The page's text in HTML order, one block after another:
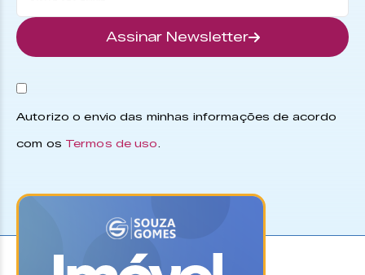
Assinar Newsletter
Autorizo o envio das minhas informações de acordo
com os Termos de uso.